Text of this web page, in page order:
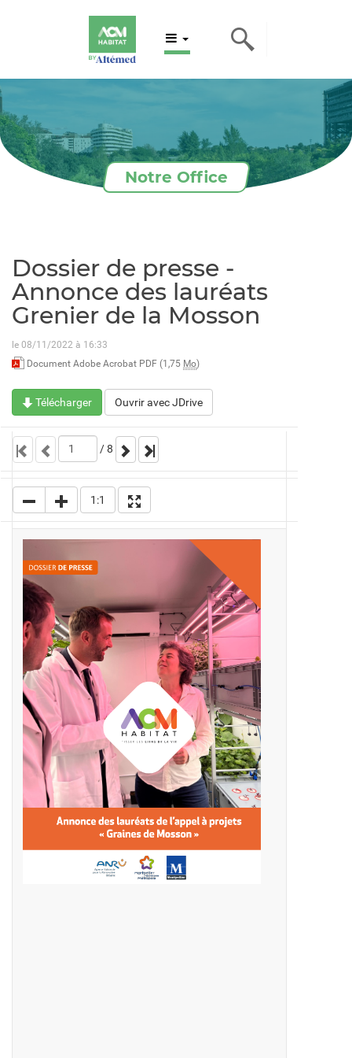
Notre Office
Dossier de presse -
Annonce des lauréats
Grenier de la Mosson
le 08/11/2022 à 16:33
Document Adobe Acrobat PDF (1,75 Mo)
Télécharger Ouvrir avec JDrive
/8
1:1